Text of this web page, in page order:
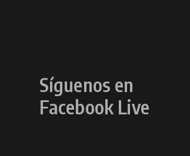
Síguenos en
Facebook Live